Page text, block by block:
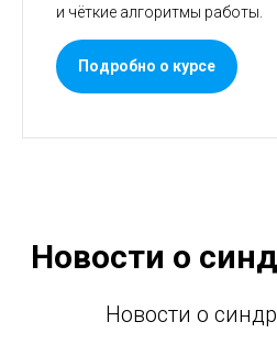
и чёткие алгоритмы работы.
Подробно о курсе
Новости о
Новости о